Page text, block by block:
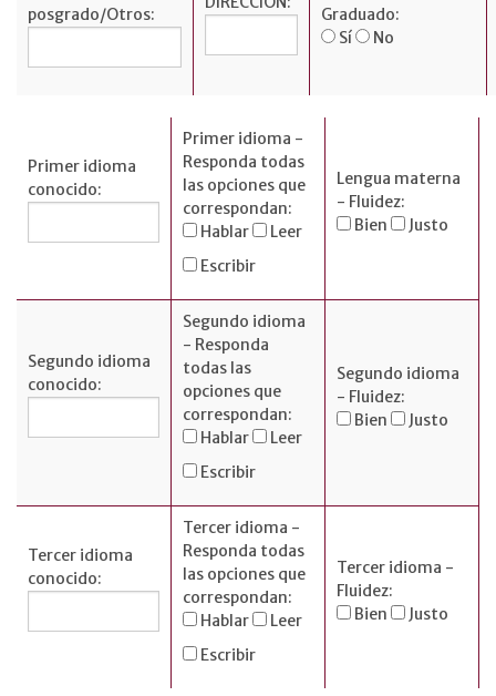
posgrado/Otros:
Graduado:
Sí
No
Primer idioma
conocido:
Primer idioma -
Responda todas
las opciones que
correspondan:
Hablar
Leer
Escribir
Lengua materna
- Fluidez:
Bien
Justo
Segundo idioma
conocido:
Segundo idioma
- Responda
todas las
opciones que
correspondan:
Hablar
Leer
Escribir
Segundo idioma
- Fluidez:
Bien
Justo
Tercer idioma
conocido:
Tercer idioma -
Responda todas
las opciones que
correspondan:
Hablar
Leer
Escribir
Tercer idioma -
Fluidez:
Bien
Justo